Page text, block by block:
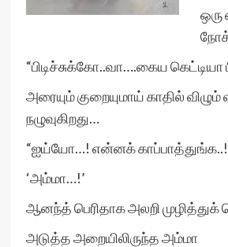
“பிடிச்சுக்கோ..வா….கைய கெட்டியா
அரையும் குறையுமாய் காதில் விழும்
நழுவுகிறது…
“ஐய்யோ…! என்னக் காப்பாத்துங்க..!
‘அம்மா…!’
ஆனந்த் பெரிதாக அலறி
அடுத்த அறையிலிருந்த அம்மா